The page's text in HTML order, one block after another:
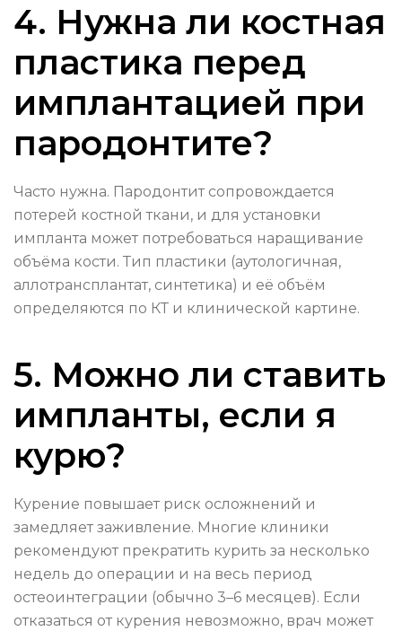
4. Нужна ли костная
пластика перед
имплантацией при
пародонтите?
Часто нужна. Пародонтит сопровождается
потерей костной ткани, и для установки
импланта может потребоваться наращивание
объёма кости. Тип пластики (аутологичная,
аллотрансплантат, синтетика) и её объём
определяются по КТ и клинической картине.
5. Можно ли ставить
импланты, если я
курю?
Курение повышает риск осложнений и
замедляет заживление. Многие клиники
рекомендуют прекратить курить за несколько
недель до операции и на весь период
остеоинтеграции (обычно 3–6 месяцев). Если
отказаться от курения невозможно, врач может